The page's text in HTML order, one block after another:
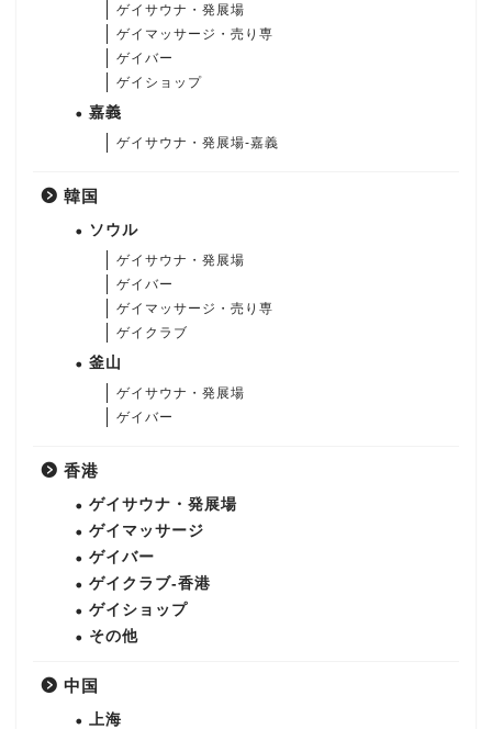
ゲイサウナ・発展場
ゲイマッサージ・売り専
ゲイバー
ゲイショップ
嘉義
ゲイサウナ・発展場-嘉義
韓国
ソウル
ゲイサウナ・発展場
ゲイバー
ゲイマッサージ・売り専
ゲイクラブ
釜山
ゲイサウナ・発展場
ゲイバー
香港
ゲイサウナ・発展場
ゲイマッサージ
ゲイバー
ゲイクラブ-香港
ゲイショップ
その他
中国
上海